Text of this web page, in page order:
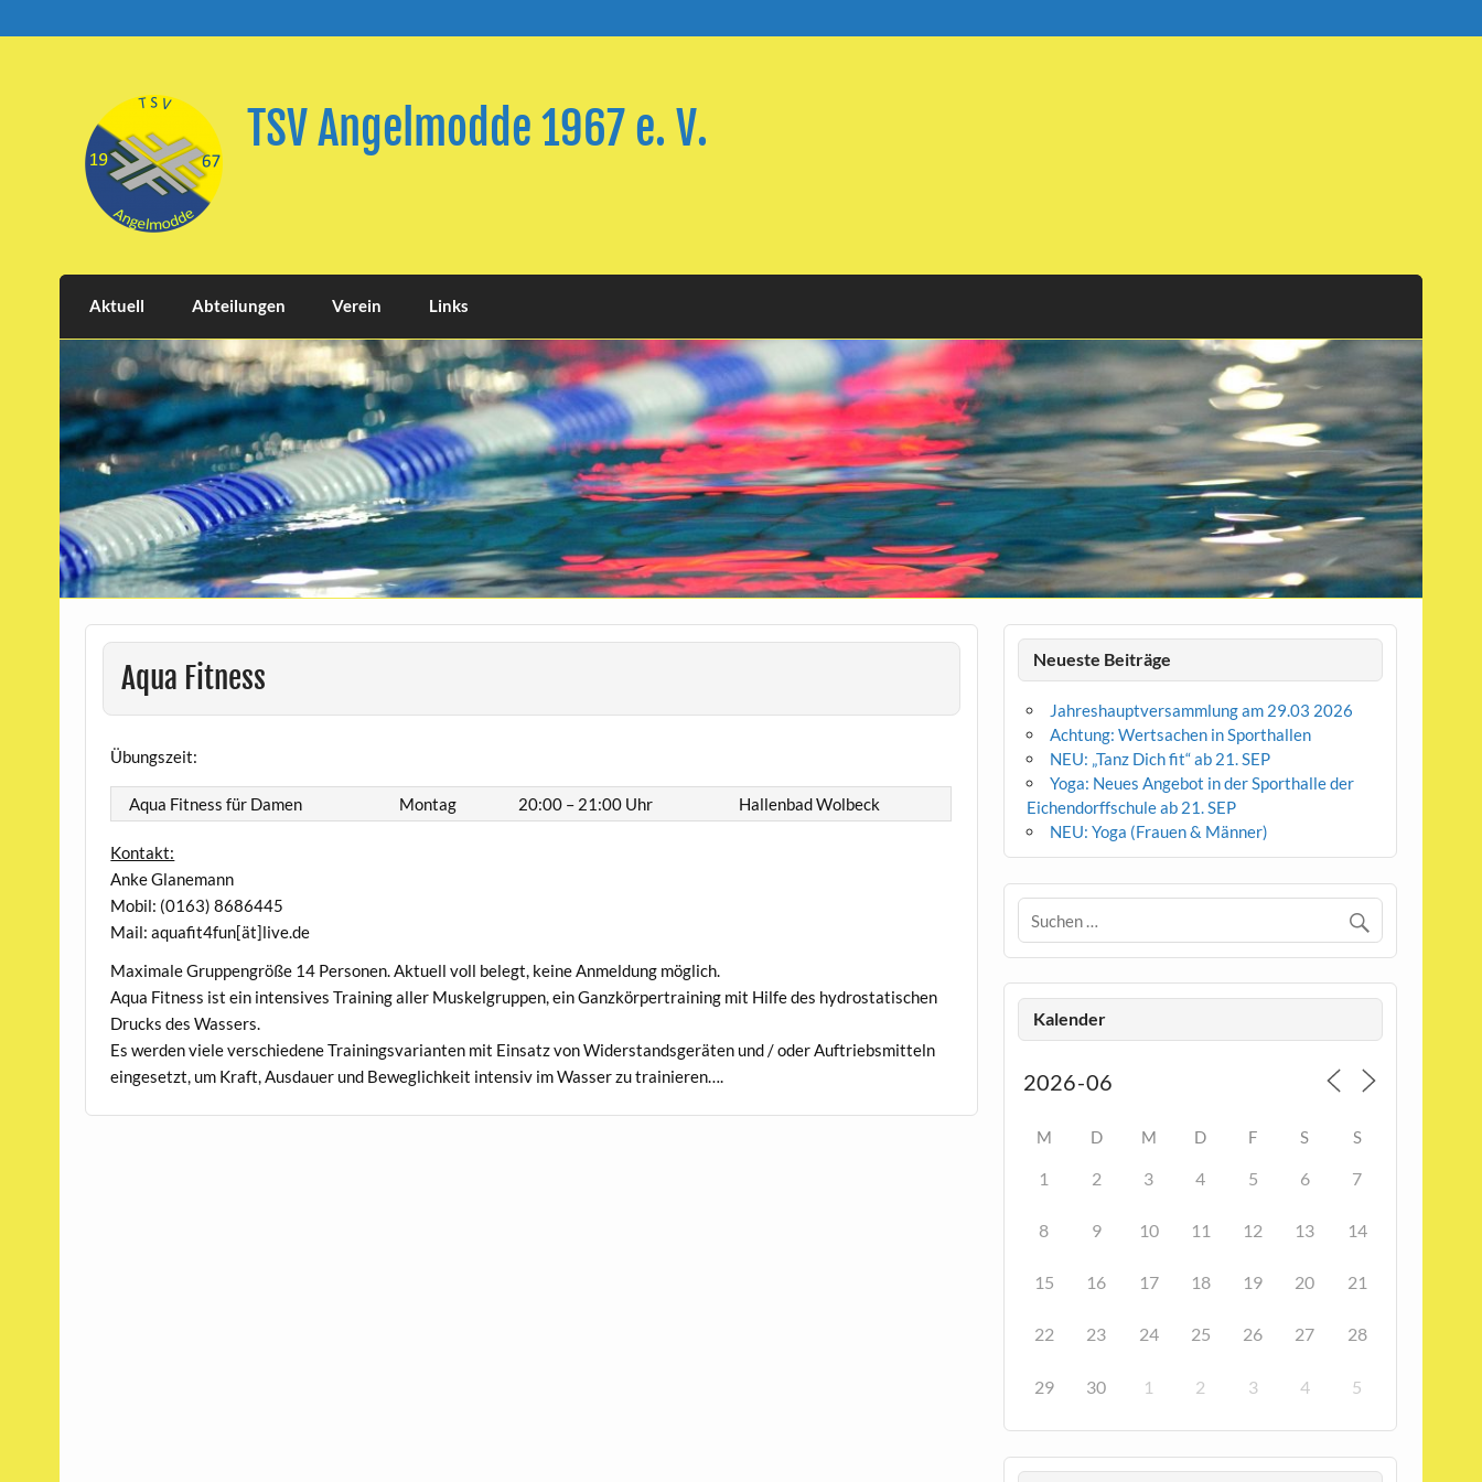
content
TSV Angelmodde 1967 e. V.
Aktuell Abteilungen Verein Links
Aqua Fitness
Übungszeit:
Aqua Fitness für Damen Montag 20:00 – 21:00 Uhr Hallenbad Wolbeck
Kontakt:
Anke Glanemann
Mobil: (0163) 8686445
Mail: aquafit4fun[ät]live.de
Maximale Gruppengröße 14 Personen. Aktuell voll belegt, keine Anmeldung möglich.
Aqua Fitness ist ein intensives Training aller Muskelgruppen, ein Ganzkörpertraining mit Hilfe des hydrostatischen
Drucks des Wassers.
Es werden viele verschiedene Trainingsvarianten mit Einsatz von Widerstandsgeräten und / oder Auftriebsmitteln
eingesetzt, um Kraft, Ausdauer und Beweglichkeit intensiv im Wasser zu trainieren….
Neueste Beiträge
Jahreshauptversammlung am 29.03 2026
Achtung: Wertsachen in Sporthallen
NEU: „Tanz Dich fit“ ab 21. SEP
Yoga: Neues Angebot in der Sporthalle der
Eichendorffschule ab 21. SEP
NEU: Yoga (Frauen & Männer)
Kalender
M D M D F S S
1 2 3 4 5 6 7
8 9 10 11 12 13 14
15 16 17 18 19 20 21
22 23 24 25 26 27 28
29 30 1 2 3 4 5